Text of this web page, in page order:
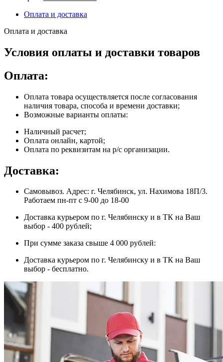
Оплата и доставка
Оплата и доставка
Условия оплаты и доставки товаров
Оплата:
Оплата товара осуществляется после согласования
наличия товара, способа и времени доставки;
Возможные варианты оплаты:
Наличный расчет;
Оплата онлайн, картой;
Оплата по реквизитам на р/с организации.
Доставка:
Самовывоз. Адрес: г. Челябинск, ул. Нахимова 18П/3.
Работаем пн-пт с 9-00 до 18-00
Доставка курьером по г. Челябинску и в ТК на Ваш
выбор - 400 рублей;
При сумме заказа свыше 4 000 рублей:
Доставка курьером по г. Челябинску и в ТК на Ваш
выбор - бесплатно.